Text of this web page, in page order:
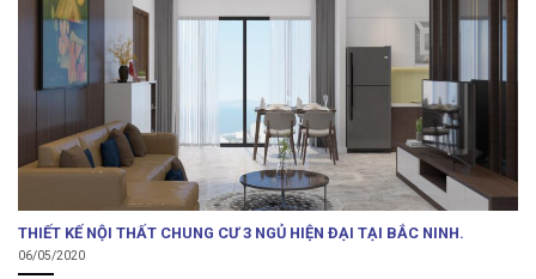
THIẾT KẾ NỘI THẤT CHUNG CƯ 3 NGỦ HIỆN ĐẠI TẠI BẮC NINH.
06/05/2020